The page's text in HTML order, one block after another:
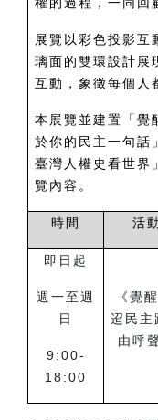
權的過程，一同回
展覽以彩色投影互
璃面的雙環設計展
互動，象徵每個人
本展覽並建置「覺
於你的民主一句話
臺灣人權史看世界
覽內容。
時間 活
即日起
週一至週
日
9:00-
18:00
《覺
迢民主
由呼